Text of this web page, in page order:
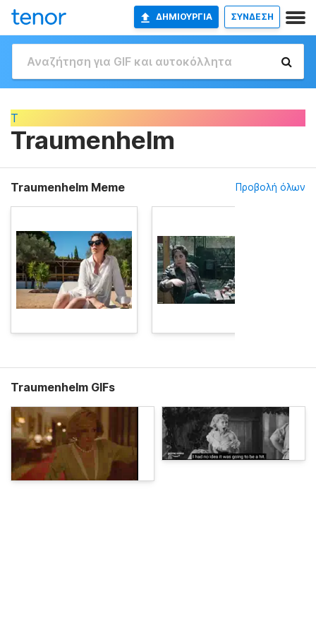
ΔΗΜΙΟΥΡΓΊΑ ΣΥΝΔΕΣΗ
T
Traumenhelm
Traumenhelm Meme Προβολή όλων
Traumenhelm GIFs